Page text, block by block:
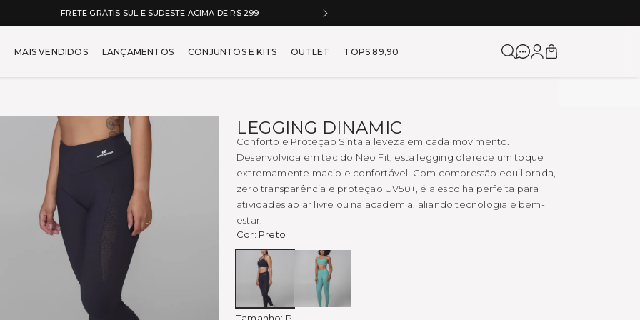
ACIMA DE R$ 299 5% OFF NO À VISTA NO PIX
- Moda Fitness Feminina para Corrida e Academia
MAIS VENDIDOS LANÇAMENTOS CONJUNTOS E KITS OUTLET TOPS 89,90
LEGGING DINAMIC
Conforto e Proteção Sinta a leveza em cada movimento.
Desenvolvida em tecido Neo Fit, esta legging oferece um toque
extremamente macio e confortável. Com compressão equilibrada,
zero transparência e proteção UV50+, é a escolha perfeita para
atividades ao ar livre ou na academia, aliando tecnologia e bem-
estar.
Cor: Preto
Preto ATLANTIC